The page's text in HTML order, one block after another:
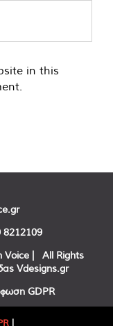
in this
8212109
Voice | All Rights
Vdesigns.gr
GDPR
|